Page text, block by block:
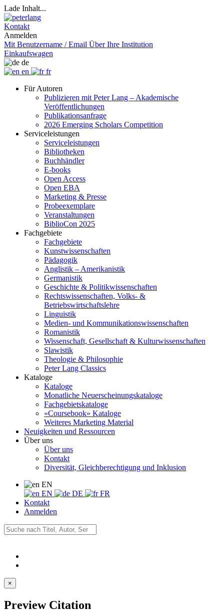
Lade Inhalt...
Kontakt
Anmelden
Mit Benutzername / Email Über Ihre Institution
Einkaufswagen
de
en
fr
Für Autoren
Publizieren mit Peter Lang – Akademische
Veröffentlichungen
Publikationsanfrage
2026 Emerging Scholars Competition
Serviceleistungen
Serviceleistungen
Bibliotheken
Buchhändler
E-books
Open Access
Open EBA
Marketing & Presse
Probeexemplare
Veranstaltungen
BiblioCon 2025
Fachgebiete
Fachgebiete
Kunstwissenschaften
Pädagogik
Anglistik – Amerikanistik
Germanistik
Geschichte & Politikwissenschaften
Rechtswissenschaften, Volks- &
Betriebswirtschaftslehre
Linguistik
Medien- und Kommunikationswissenschaften
Romanistik
Wissenschaft, Gesellschaft & Kulturwissenschaften
Slawistik
Theologie & Philosophie
Peter Lang Classics
Kataloge
Kataloge
Monatliche Neuerscheinungskataloge
Fachgebietskataloge
«Coursebook» Kataloge
Weiteres Marketing Material
Neuigkeiten und Ressourcen
Über uns
Über uns
Kontakt
Diversität, Gleichberechtigung und Inklusion
EN
EN
DE
FR
Kontakt
Anmelden
×
Preview Citation